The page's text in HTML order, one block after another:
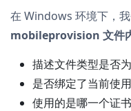
在 Windows 环境下，
mobileprovision 文件
描述文件类型是否
是否绑定了当前使
使用的是哪一个证书